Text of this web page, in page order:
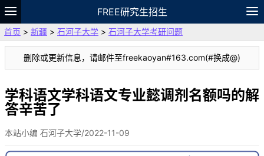
FREE研究生招生
题库
故事 专题 APP 笔记
VIP
资料
首页 > 新疆 > 石河子大学 > 石河子大学考研问题
删除或更新信息，请邮件至freekaoyan#163.com(#换成@)
学科语文学科语文专业懿调剂名额吗的解
答辛苦了
本站小编 石河子大学/2022-11-09